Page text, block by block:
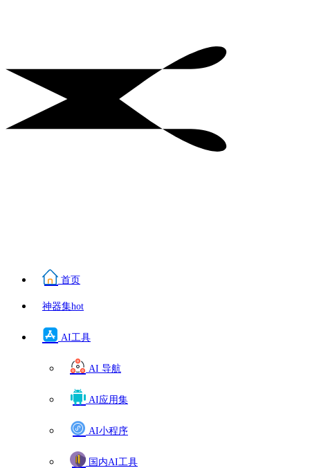
首页
神器集hot
AI工具
AI 导航
AI应用集
AI小程序
国内AI工具